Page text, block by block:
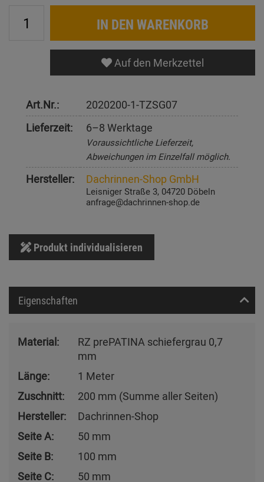
IN DEN WARENKORB
Auf den Merkzettel
Art.Nr.:
2020200-1-TZSG07
Lieferzeit:
6–8 Werktage
Voraussichtliche Lieferzeit,
Abweichungen im Einzelfall möglich.
Hersteller: Dachrinnen-Shop GmbH
Leisniger Straße 3, 04720 Döbeln
anfrage@dachrinnen-shop.de
Produkt individualisieren
Eigenschaften
Material:
RZ prePATINA schiefergrau 0,7
mm
Länge:
1 Meter
Zuschnitt:
200 mm (Summe aller Seiten)
Hersteller:
Dachrinnen-Shop
Seite A:
50 mm
Seite B:
100 mm
Seite C:
50 mm